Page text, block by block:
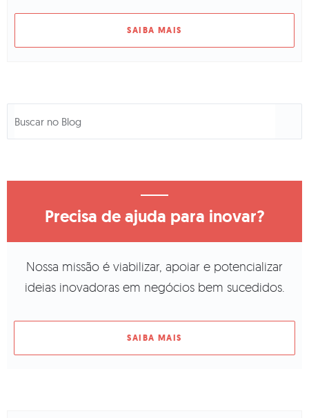
SAIBA MAIS
Precisa de ajuda para inovar?
Nossa missão é viabilizar, apoiar e potencializar
ideias inovadoras em negócios bem sucedidos.
SAIBA MAIS